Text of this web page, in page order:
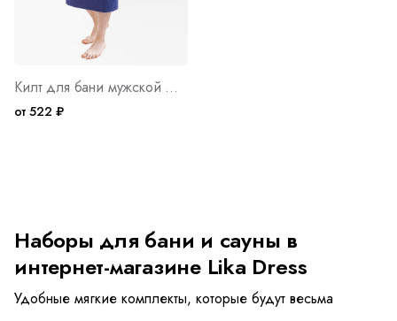
Килт для бани мужской Арт. 5105
от 522 ₽
Наборы для бани и сауны в
интернет-магазине Lika Dress
Удобные мягкие комплекты, которые будут весьма